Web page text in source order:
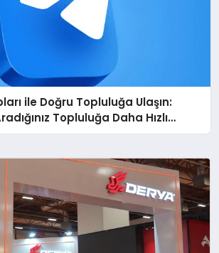
ile Doğru Topluluğa Ulaşın:
Topluluğa Daha Hızlı